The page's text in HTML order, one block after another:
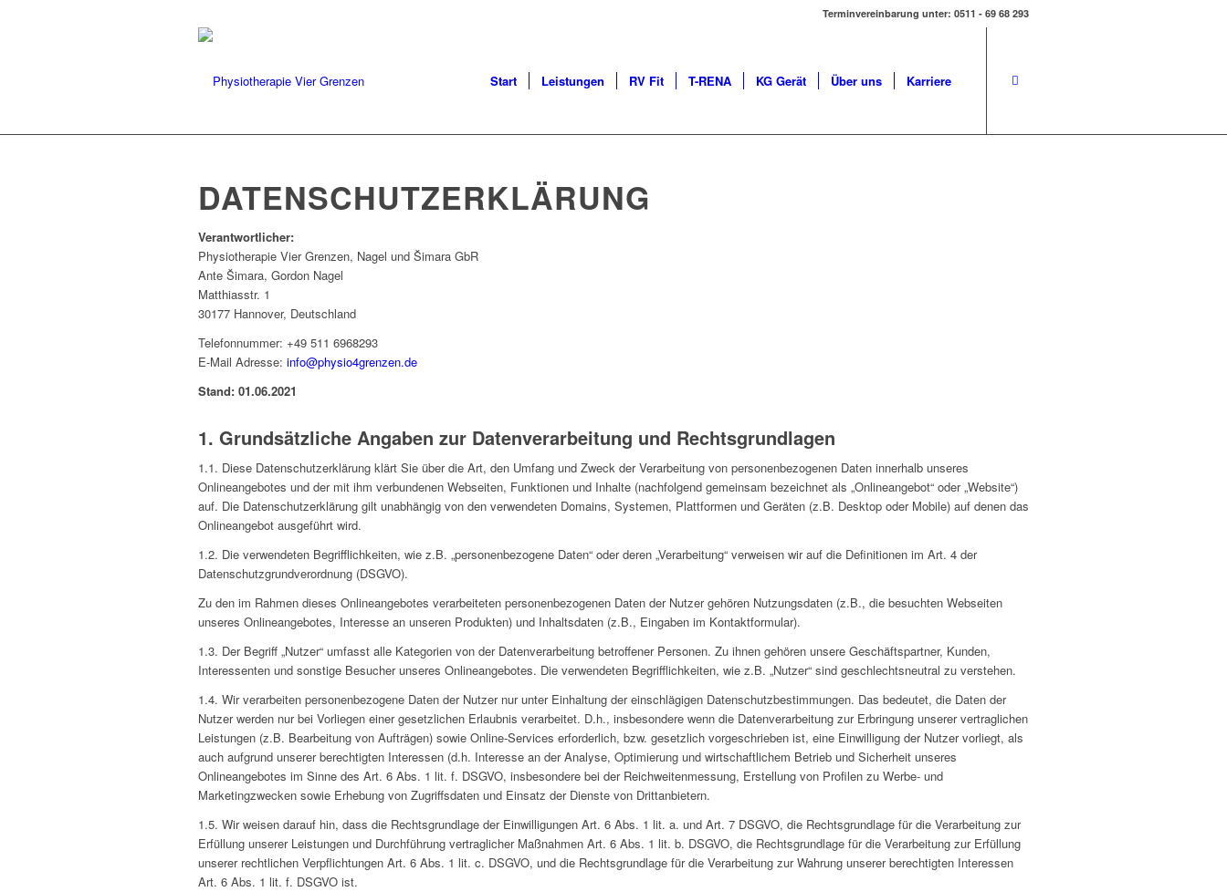
Terminvereinbarung unter: 0511 - 69 68 293
Start Leistungen RV Fit T-RENA KG Gerät Über uns Karriere
DATENSCHUTZERKLÄRUNG
Verantwortlicher:
Physiotherapie Vier Grenzen, Nagel und Šimara GbR
Ante Šimara, Gordon Nagel
Matthiasstr. 1
30177 Hannover, Deutschland
Telefonnummer: +49 511 6968293
E-Mail Adresse: info@physio4grenzen.de
Stand: 01.06.2021
1. Grundsätzliche Angaben zur Datenverarbeitung und Rechtsgrundlagen
1.1. Diese Datenschutzerklärung klärt Sie über die Art, den Umfang und Zweck der Verarbeitung von personenbezogenen Daten innerhalb unseres
Onlineangebotes und der mit ihm verbundenen Webseiten, Funktionen und Inhalte (nachfolgend gemeinsam bezeichnet als „Onlineangebot“ oder „Website“)
auf. Die Datenschutzerklärung gilt unabhängig von den verwendeten Domains, Systemen, Plattformen und Geräten (z.B. Desktop oder Mobile) auf denen das
Onlineangebot ausgeführt wird.
1.2. Die verwendeten Begrifflichkeiten, wie z.B. „personenbezogene Daten“ oder deren „Verarbeitung“ verweisen wir auf die Definitionen im Art. 4 der
Datenschutzgrundverordnung (DSGVO).
Zu den im Rahmen dieses Onlineangebotes verarbeiteten personenbezogenen Daten der Nutzer gehören Nutzungsdaten (z.B., die besuchten Webseiten
unseres Onlineangebotes, Interesse an unseren Produkten) und Inhaltsdaten (z.B., Eingaben im Kontaktformular).
1.3. Der Begriff „Nutzer“ umfasst alle Kategorien von der Datenverarbeitung betroffener Personen. Zu ihnen gehören unsere Geschäftspartner, Kunden,
Interessenten und sonstige Besucher unseres Onlineangebotes. Die verwendeten Begrifflichkeiten, wie z.B. „Nutzer“ sind geschlechtsneutral zu verstehen.
1.4. Wir verarbeiten personenbezogene Daten der Nutzer nur unter Einhaltung der einschlägigen Datenschutzbestimmungen. Das bedeutet, die Daten der
Nutzer werden nur bei Vorliegen einer gesetzlichen Erlaubnis verarbeitet. D.h., insbesondere wenn die Datenverarbeitung zur Erbringung unserer vertraglichen
Leistungen (z.B. Bearbeitung von Aufträgen) sowie Online-Services erforderlich, bzw. gesetzlich vorgeschrieben ist, eine Einwilligung der Nutzer vorliegt, als
auch aufgrund unserer berechtigten Interessen (d.h. Interesse an der Analyse, Optimierung und wirtschaftlichem Betrieb und Sicherheit unseres
Onlineangebotes im Sinne des Art. 6 Abs. 1 lit. f. DSGVO, insbesondere bei der Reichweitenmessung, Erstellung von Profilen zu Werbe- und
Marketingzwecken sowie Erhebung von Zugriffsdaten und Einsatz der Dienste von Drittanbietern.
1.5. Wir weisen darauf hin, dass die Rechtsgrundlage der Einwilligungen Art. 6 Abs. 1 lit. a. und Art. 7 DSGVO, die Rechtsgrundlage für die Verarbeitung zur
Erfüllung unserer Leistungen und Durchführung vertraglicher Maßnahmen Art. 6 Abs. 1 lit. b. DSGVO, die Rechtsgrundlage für die Verarbeitung zur Erfüllung
unserer rechtlichen Verpflichtungen Art. 6 Abs. 1 lit. c. DSGVO, und die Rechtsgrundlage für die Verarbeitung zur Wahrung unserer berechtigten Interessen
Art. 6 Abs. 1 lit. f. DSGVO ist.